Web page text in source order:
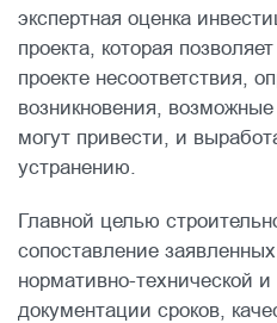
экспертная оценка
проекта, которая
проекте несоответствия,
возникновения,
могут привести, и
устранению.
Главной целью
сопоставление
нормативно-технической
документации сроков,